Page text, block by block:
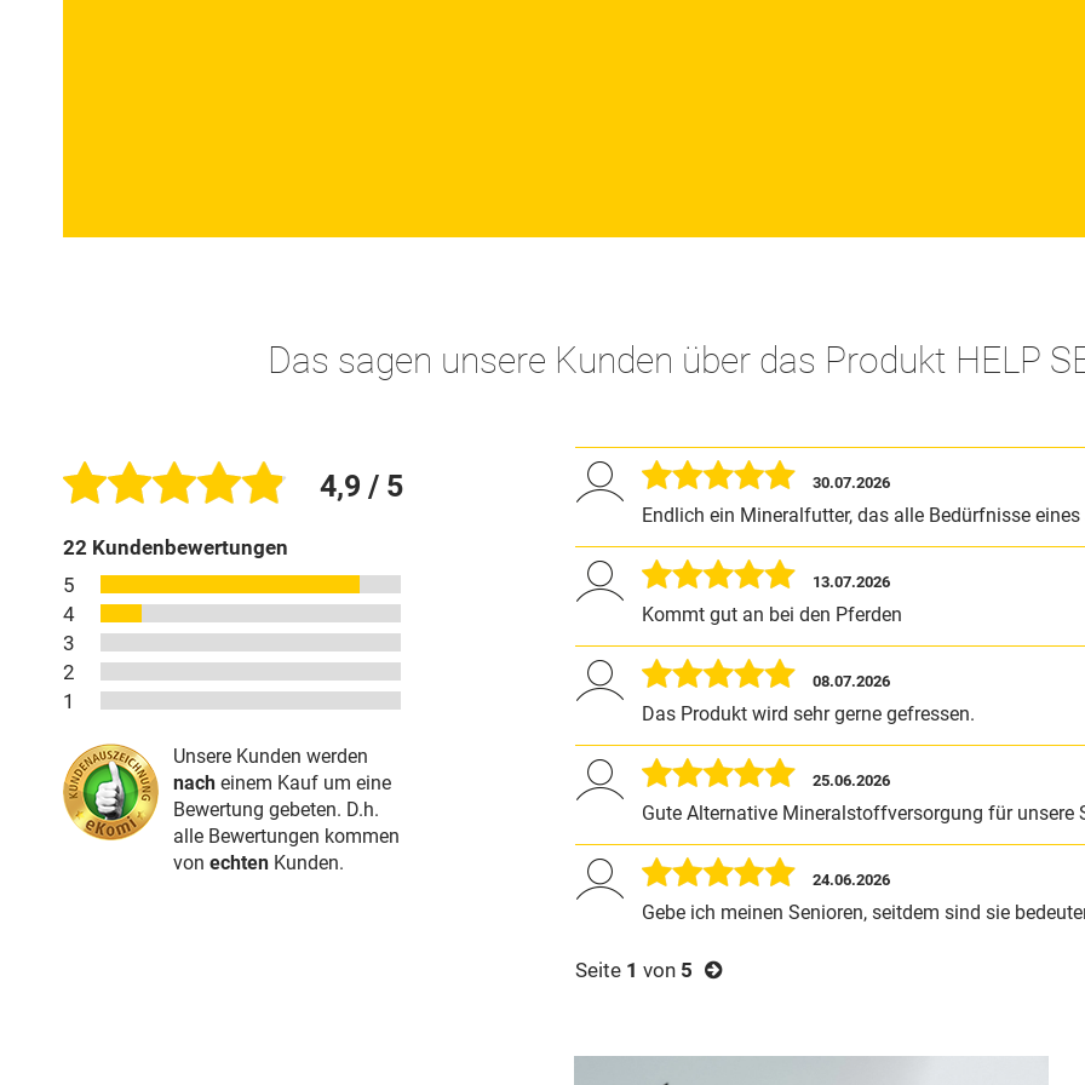
Das sagen unsere Kunden über das Produkt HELP
4,9 / 5
22 Kundenbewertungen
5
4
3
2
1
Unsere Kunden werden
nach einem Kauf um eine
Bewertung gebeten. D.h.
alle Bewertungen kommen
von echten Kunden.
30.07.2026
Endlich ein Mineralfutter, das alle Bedürfnisse
13.07.2026
Kommt gut an bei den Pferden
08.07.2026
Das Produkt wird sehr gerne gefressen.
25.06.2026
Gute Alternative Mineralstoffversorgung für unsere
24.06.2026
Gebe ich meinen Senioren, seitdem sind sie
Seite 1 von 5